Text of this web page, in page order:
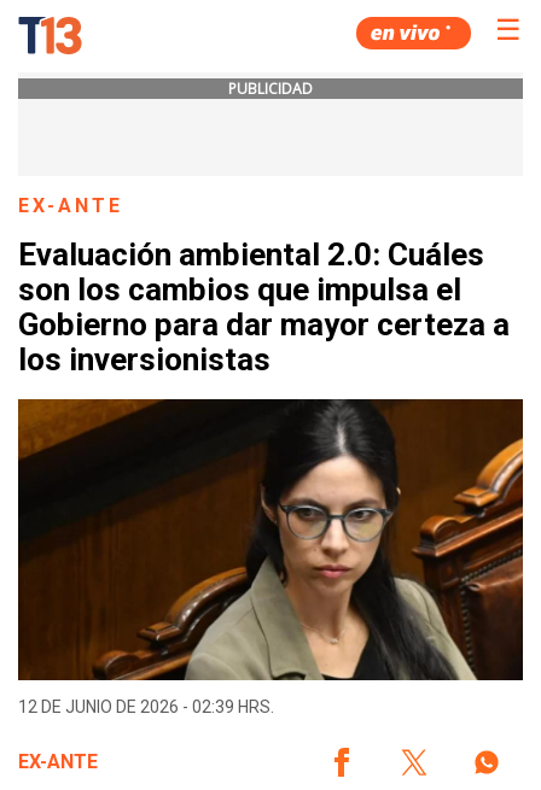
☰
PUBLICIDAD
EX-ANTE
Evaluación ambiental 2.0: Cuáles
son los cambios que impulsa el
Gobierno para dar mayor certeza a
los inversionistas
12 DE JUNIO DE 2026 - 02:39 HRS.
EX-ANTE